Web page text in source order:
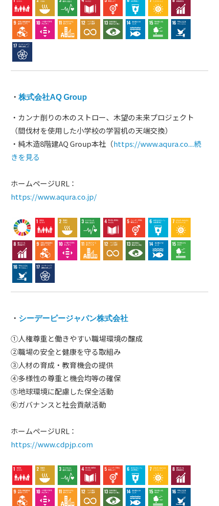
・株式会社AQ Group
・カンナ削りの木のストロー、木望の未来プロジェクト
（間伐材を使用した小学校の学習机の天端交換）
・純木造8階建AQ Group本社（https://www.aqura.co....続
きを見る
ホームページURL：
https://www.aqura.co.jp/
・ シーデーピージャパン株式会社
①人権尊重と働きやすい職場環境の醸成
②職場の安全と健康を守る取組み
③人材の育成・教育機会の提供
④多様性の尊重と機会均等の確保
⑤地球環境に配慮した保全活動
⑥ガバナンスと社会貢献活動
ホームページURL：
https://www.cdpjp.com